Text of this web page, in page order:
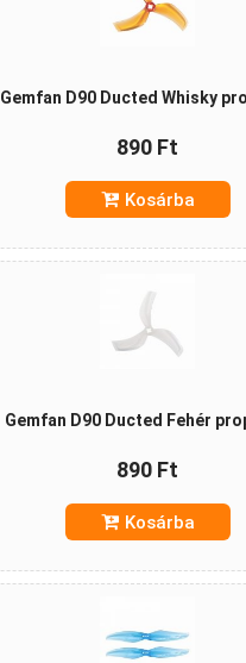
Gemfan D90 Ducted Whisky
890 Ft
Kosárba
Gemfan D90 Ducted Fehér
890 Ft
Kosárba